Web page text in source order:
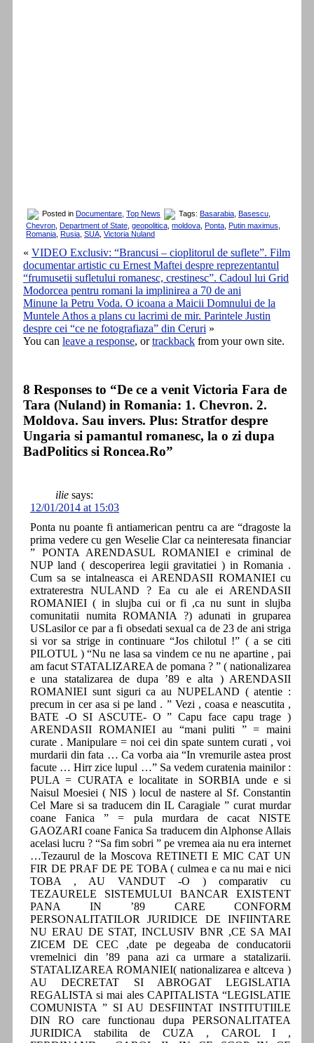
Posted in Documentare Top News Tags: Basarabia Basescu
Chevron Department of State geopolitica moldova Ponta Putin maximus
Romania Rusia SUA Victoria Nuland
« VIDEO Exclusiv: “Brancusi – cioplitorul de suflete”. Film
documentar artistic cu Ernest Maftei despre reprezentantul
“frumusetii sufletului romanesc, crestinesc”. Cadoul lui Grid
Modorcea pentru romani la implinirea a 70 de ani
Minune la Petru Voda. O icoana a Maicii Domnului de la
Muntele Athos a plans cu lacrimi de mir. Parintele Justin
despre cei “ce ne fotografiaza” din Ceruri »
You can leave a response, ortrackback from your own site.
8 Responses to “De ce a venit Victoria Fara de
Tara (Nuland) in Romania: 1. Chevron. 2.
Moldova. Sau invers. Plus: Stratfor despre
Ungaria si pamantul romanesc, la o zi dupa
BadPolitics si Roncea.Ro”
ilie says:
12/01/2014 at 15:03
Ponta nu poante fi antiamerican pentru ca are “dragoste la
prima vedere cu gen Weselie Clar ca neinteresata financiar
” PONTA ARENDASUL ROMANIEI e criminal de
NUP land ( descoperirea legii gravitatiei ) in Romania .
Cum sa se intalneasca ei ARENDASII ROMANIEI cu
extraterestra NULAND ? Ea cu ale ei ARENDASII
ROMANIEI ( in slujba cui or fi ,ca nu sunt in slujba
comunitatii numita ROMANIA ?) adunati in gruparea
USLasilor ce par a fi obsedati sexual ca de 23 de ani striga
si vor sa strige in continuare “Jos chilotul !” ( a se citi
PILOTUL ) “Nu ne lasa sa vindem ce nu ne apartine , pai
am facut STATALIZAREA de pomana ? ” ( nationalizarea
e una statalizarea de dupa ’89 e alta ) ARENDASII
ROMANIEI sunt siguri ca au NUPELAND ( atentie :
precum in cer asa si pe land . ” Vezi , coasa e neascutita ,
BATE -O SI ASCUTE- O ” Capu face capu trage )
ARENDASII ROMANIEI au “mani puliti ” = maini
curate . Manipulare = noi cei din spate suntem curati , voi
murdarii din fata … Ca vorba aia “In vremurile astea prost
facute … Hirr zice lupul …” Sa vedem curatenia mainilor :
PULA = CURATA e localitate in SORBIA unde e si
Naisul Moesiei ( NIS ) locul de nastere al Sf. Constantin
Cel Mare si sa traducem din IL Caragiale ” curat murdar
coane Fanica ” = pula murdara de cacat NISTE
GAOZARI coane Fanica Sa traducem din Alphonse Allais
acelasi lucru ? “Sa fim sobri ” pe vremea aia nu era internet
…Tezaurul de la Moscova RETINETI E MIC CAT UN
FIR DE PRAF DE PE TOBA ( culmea e ca nu mai e nici
TOBA , AU VANDUT -O ) comparativ cu
TEZAURELE SISTEMULUI BANCAR EXISTENT
PANA IN ’89 CARE CONFORM
PERSONALITATILOR JURIDICE DE INFIINTARE
NU ERAU DE STAT, INCLUSIV BNR ,CE SA MAI
ZICEM DE CEC ,date pe degeaba de conducatorii
vremelnici din ’89 pana azi ca urmare a statalizarii.
STATALIZAREA ROMANIEI( nationalizarea e altceva )
AU DECRETAT SI ABROGAT LEGISLATIA
REGALISTA si mai ales CAPITALISTA “LEGISLATIE
COMUNISTA ” SI AU DESFIINTAT INSTITUTIILE
DIN RO care functionau dupa PERSONALITATEA
JURIDICA stabilita de CUZA , CAROL I ,